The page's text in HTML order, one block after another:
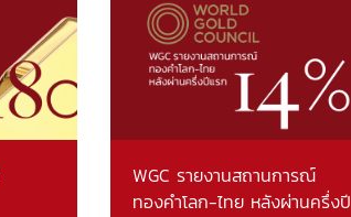
WGC รายงานสถานการณ์
ทองคำโลก-ไทย หลังผ่านครึ่งปี